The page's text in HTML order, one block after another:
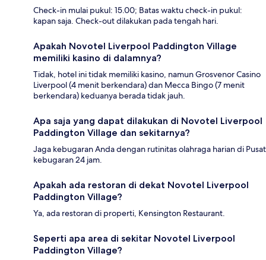
Check-in mulai pukul: 15.00; Batas waktu check-in pukul:
kapan saja. Check-out dilakukan pada tengah hari.
Apakah Novotel Liverpool Paddington Village
memiliki kasino di dalamnya?
Tidak, hotel ini tidak memiliki kasino, namun Grosvenor Casino
Liverpool (4 menit berkendara) dan Mecca Bingo (7 menit
berkendara) keduanya berada tidak jauh.
Apa saja yang dapat dilakukan di Novotel Liverpool
Paddington Village dan sekitarnya?
Jaga kebugaran Anda dengan rutinitas olahraga harian di Pusat
kebugaran 24 jam.
Apakah ada restoran di dekat Novotel Liverpool
Paddington Village?
Ya, ada restoran di properti, Kensington Restaurant.
Seperti apa area di sekitar Novotel Liverpool
Paddington Village?